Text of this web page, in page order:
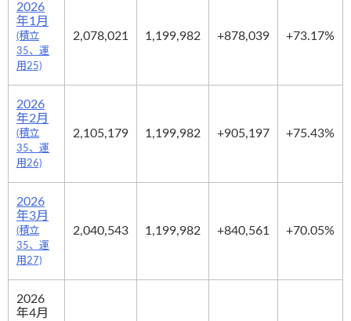
2026
年1月
(積立
35、運
用25)
2,078,021 1,199,982 +878,039 +73.17%
2026
年2月
(積立
35、運
用26)
2,105,179 1,199,982 +905,197 +75.43%
2026
年3月
(積立
35、運
用27)
2,040,543 1,199,982 +840,561 +70.05%
2026
年4月